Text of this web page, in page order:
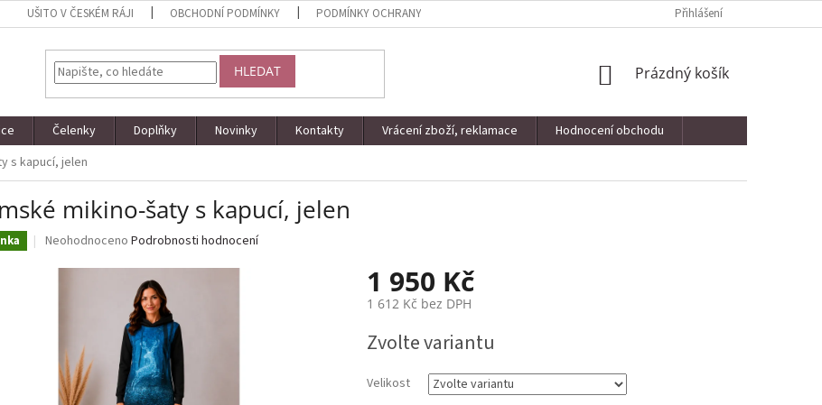
UŠITO V ČESKÉM RÁJI OBCHODNÍ PODMÍNKY PODMÍNKY OCHRANY OSOBNÍCH ÚDAJŮ VRÁCENÍ ZBOŽÍ, REKLAMACE
Přihlášení
HLEDAT
NÁKUPNÍ
Prázdný košík
Čelenky Doplňky Novinky Kontakty Vrácení zboží, reklamace
Hodnocení obchodu
s kapucí, jelen
mikino-šaty s kapucí, jelen
Průměrné
produktu
hvězdiček.
Neohodnoceno Podrobnosti hodnocení
1 950 Kč
1 612 Kč bez DPH
cena:
Zvolte variantu
Velikost